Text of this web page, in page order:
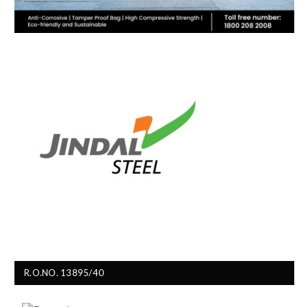
R.O.NO. 13895/40